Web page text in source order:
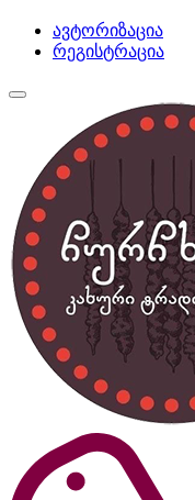
ავტორიზაცია
რეგისტრაცია